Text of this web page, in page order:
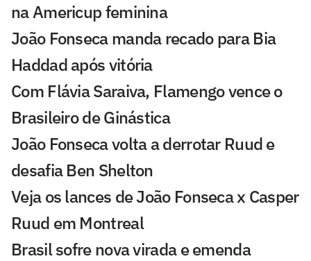
na Americup feminina
João Fonseca manda recado para Bia
Haddad após vitória
Com Flávia Saraiva, Flamengo vence o
Brasileiro de Ginástica
João Fonseca volta a derrotar Ruud e
desafia Ben Shelton
Veja os lances de João Fonseca x Casper
Ruud em Montreal
Brasil sofre nova virada e emenda